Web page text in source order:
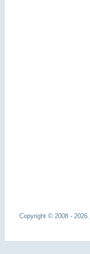
Copyright © 2008 - 2026